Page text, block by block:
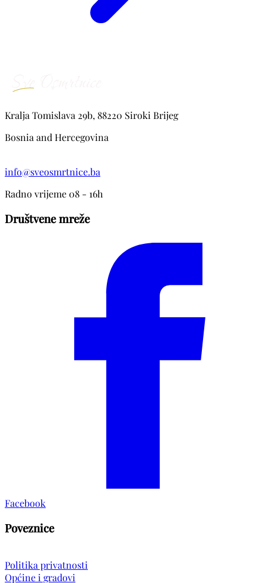
Kralja Tomislava 29b, 88220 Siroki Brijeg
Bosnia and Hercegovina
info@sveosmrtnice.ba
Radno vrijeme 08 - 16h
Društvene mreže
Facebook
Poveznice
Politika privatnosti
Općine i gradovi